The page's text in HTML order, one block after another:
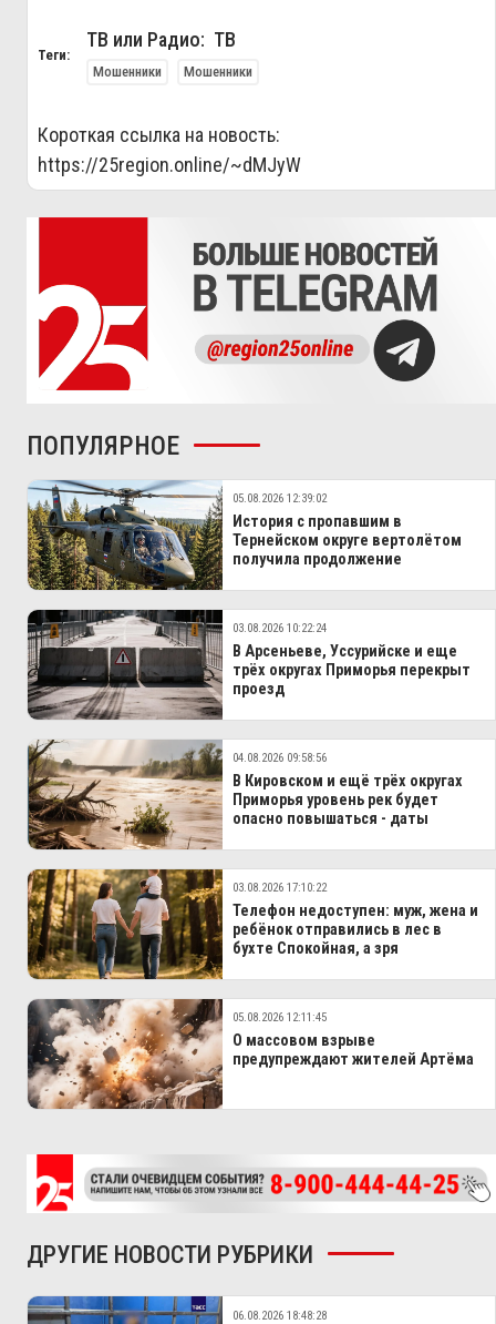
Теги:
ТВ или Радио: ТВ
Мошенники Мошенники
Короткая ссылка на новость:
https://25region.online/~dMJyW
ПОПУЛЯРНОЕ
05.08.2026 12:39:02
История с пропавшим в
Тернейском округе вертолётом
получила продолжение
03.08.2026 10:22:24
В Арсеньеве, Уссурийске и еще
трёх округах Приморья перекрыт
проезд
04.08.2026 09:58:56
В Кировском и ещё трёх округах
Приморья уровень рек будет
опасно повышаться - даты
03.08.2026 17:10:22
Телефон недоступен: муж, жена и
ребёнок отправились в лес в
бухте Спокойная, а зря
05.08.2026 12:11:45
О массовом взрыве
предупреждают жителей Артёма
ДРУГИЕ НОВОСТИ РУБРИКИ
06.08.2026 18:48:28